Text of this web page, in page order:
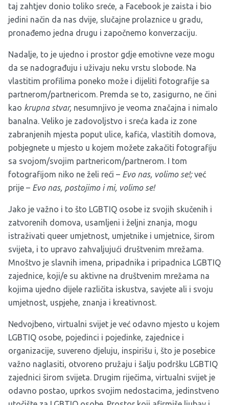
taj zahtjev donio toliko sreće, a Facebook je zaista i bio
jedini način da nas dvije, slučajne prolaznice u gradu,
pronađemo jedna drugu i započnemo konverzaciju.
Nadalje, to je ujedno i prostor gdje emotivne veze mogu
da se nadograđuju i uživaju neku vrstu slobode. Na
vlastitim profilima poneko može i dijeliti fotografije sa
partnerom/partnericom. Premda se to, zasigurno, ne čini
kao krupna stvar, nesumnjivo je veoma značajna i nimalo
banalna. Veliko je zadovoljstvo i sreća kada iz zone
zabranjenih mjesta poput ulice, kafića, vlastitih domova,
pobjegnete u mjesto u kojem možete zakačiti fotografiju
sa svojom/svojim partnericom/partnerom. I tom
fotografijom niko ne želi reći – Evo nas, volimo se!;već
prije – Evo nas, postojimo i mi, volimo se!
Jako je važno i to što LGBTIQ osobe iz svojih skučenih i
zatvorenih domova, usamljeni i željni znanja, mogu
istraživati queer umjetnost, umjetnike i umjetnice, širom
svijeta, i to upravo zahvaljujući društvenim mrežama.
Mnoštvo je slavnih imena, pripadnika i pripadnica LGBTIQ
zajednice, koji/e su aktivne na društvenim mrežama na
kojima ujedno dijele različita iskustva, savjete ali i svoju
umjetnost, uspjehe, znanja i kreativnost.
Nedvojbeno, virtualni svijet je već odavno mjesto u kojem
LGBTIQ osobe, pojedinci i pojedinke, zajednice i
organizacije, suvereno djeluju, inspirišu i, što je posebice
važno naglasiti, otvoreno pružaju i šalju podršku LGBTIQ
zajednici širom svijeta. Drugim riječima, virtualni svijet je
odavno postao, uprkos svojim nedostacima, jedinstveno